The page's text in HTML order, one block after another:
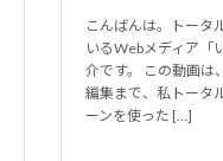
こんばんは。トータ
いるWebメディア「
介です。 この動画は
編集まで、私トータ
ーンを使った […]